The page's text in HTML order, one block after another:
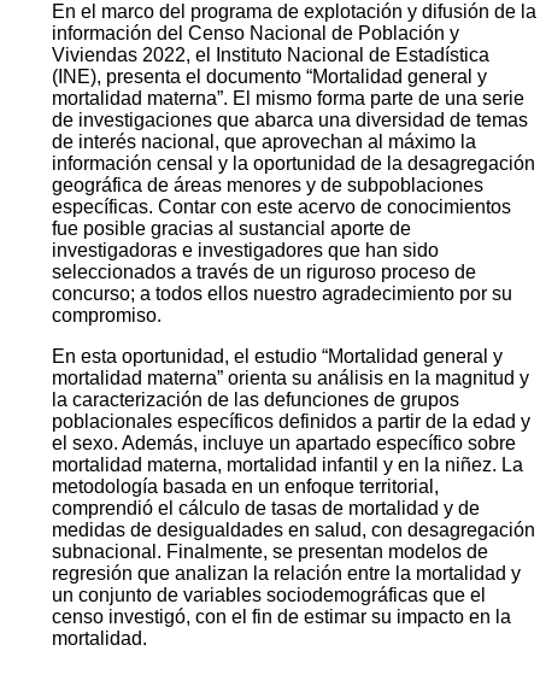
En el marco del programa de explotación y difusión de la
información del Censo Nacional de Población y
Viviendas 2022, el Instituto Nacional de Estadística
(INE), presenta el documento “Mortalidad general y
mortalidad materna”. El mismo forma parte de una serie
de investigaciones que abarca una diversidad de temas
de interés nacional, que aprovechan al máximo la
información censal y la oportunidad de la desagregación
geográfica de áreas menores y de subpoblaciones
específicas. Contar con este acervo de conocimientos
fue posible gracias al sustancial aporte de
investigadoras e investigadores que han sido
seleccionados a través de un riguroso proceso de
concurso; a todos ellos nuestro agradecimiento por su
compromiso.
En esta oportunidad, el estudio “Mortalidad general y
mortalidad materna” orienta su análisis en la magnitud y
la caracterización de las defunciones de grupos
poblacionales específicos definidos a partir de la edad y
el sexo. Además, incluye un apartado específico sobre
mortalidad materna, mortalidad infantil y en la niñez. La
metodología basada en un enfoque territorial,
comprendió el cálculo de tasas de mortalidad y de
medidas de desigualdades en salud, con desagregación
subnacional. Finalmente, se presentan modelos de
regresión que analizan la relación entre la mortalidad y
un conjunto de variables sociodemográficas que el
censo investigó, con el fin de estimar su impacto en la
mortalidad.